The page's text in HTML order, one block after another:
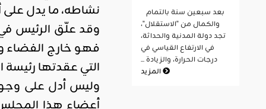
نشاطه، ما يدل
وقد علّق الرئيس
فهو خارج الفضاء
التي عقدتها
وليس أدل على
والكمال من "الاستقلال"،
تجد دولة المدنية والحداثة،
في الارتفاع القياسي في
درجات الحرارة، والزيادة ...
المزيد